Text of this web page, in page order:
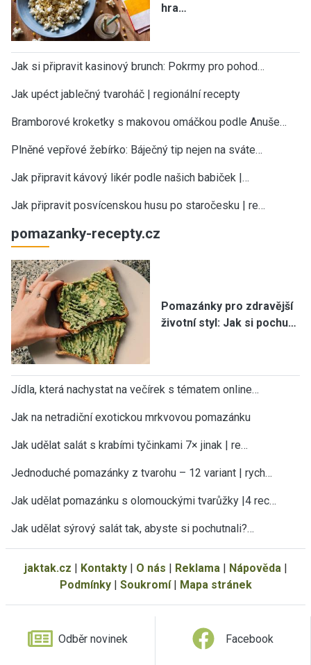
hra…
Jak si připravit kasinový brunch: Pokrmy pro pohod…
Jak upéct jablečný tvaroháč | regionální recepty
Bramborové kroketky s makovou omáčkou podle Anuše…
Plněné vepřové žebírko: Báječný tip nejen na sváte…
Jak připravit kávový likér podle našich babiček |…
Jak připravit posvícenskou husu po staročesku | re…
pomazanky-recepty.cz
Pomazánky pro zdravější
životní styl: Jak si pochu…
Jídla, která nachystat na večírek s tématem online…
Jak na netradiční exotickou mrkvovou pomazánku
Jak udělat salát s krabími tyčinkami 7× jinak | re…
Jednoduché pomazánky z tvarohu – 12 variant | rych…
Jak udělat pomazánku s olomouckými tvarůžky |4 rec…
Jak udělat sýrový salát tak, abyste si pochutnali?…
jaktak.cz | Kontakty| O nás | Reklama | Nápověda |
Podmínky| Soukromí| Mapa stránek
Odběr novinek Facebook